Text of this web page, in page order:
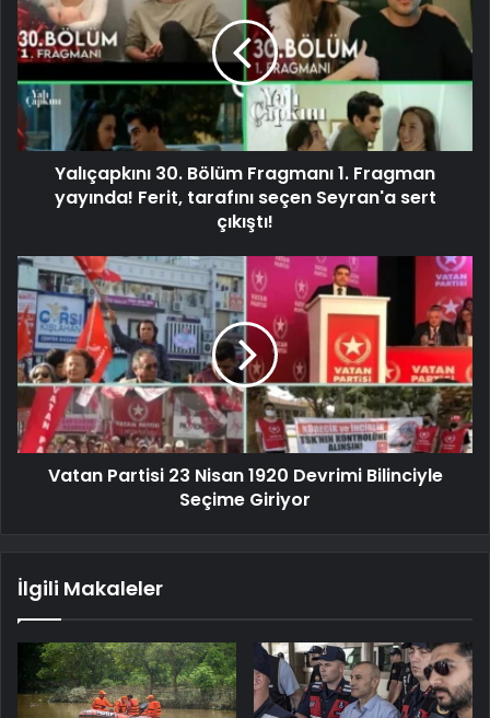
Yalıçapkını 30. Bölüm Fragmanı 1. Fragman
yayında! Ferit, tarafını seçen Seyran'a sert
çıkıştı!
Vatan Partisi 23 Nisan 1920 Devrimi Bilinciyle
Seçime Giriyor
İlgili Makaleler